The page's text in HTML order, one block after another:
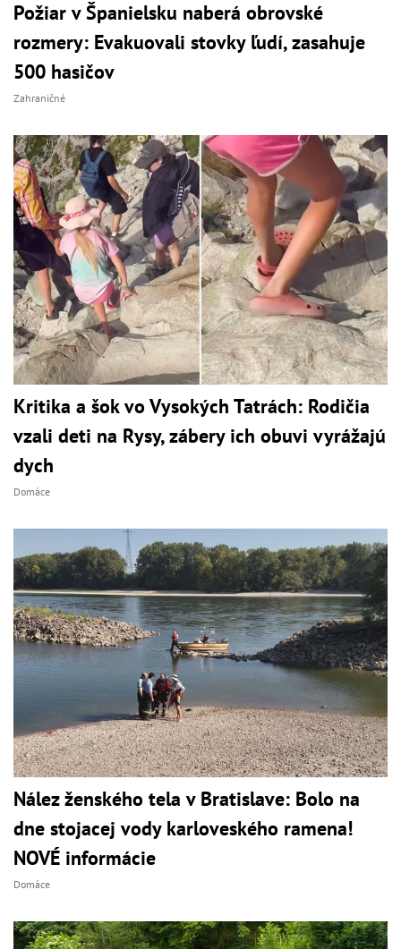
Požiar v Španielsku naberá obrovské
rozmery: Evakuovali stovky ľudí, zasahuje
500 hasičov
Zahraničné
Kritika a šok vo Vysokých Tatrách: Rodičia
vzali deti na Rysy, zábery ich obuvi vyrážajú
dych
Domáce
Nález ženského tela v Bratislave: Bolo na
dne stojacej vody karloveského ramena!
NOVÉ informácie
Domáce